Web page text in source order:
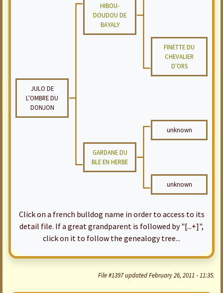
HIBOU-
DOUDOU DE
BAYALY
FINETTE DU
CHEVALIER
D'ORS
JULO DE
L'OMBRE DU
DONJON
unknown
GARDANE DU
BLE EN HERBE
unknown
Click on a french bulldog name in order to access to its
detail file. If a great grandparent is followed by "[...+]",
click on it to follow the genealogy tree...
File #1397 updated February 26, 2011 - 11:35.